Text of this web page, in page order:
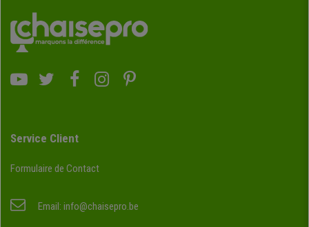
Service Client
Formulaire de Contact
Email: info@chaisepro.be